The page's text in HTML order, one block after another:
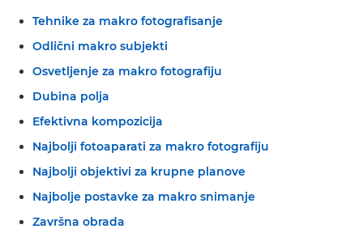
Tehnike za makro fotografisanje
Odlični makro subjekti
Osvetljenje za makro fotografiju
Dubina polja
Efektivna kompozicija
Najbolji fotoaparati za makro fotografiju
Najbolji objektivi za krupne planove
Najbolje postavke za makro snimanje
Završna obrada